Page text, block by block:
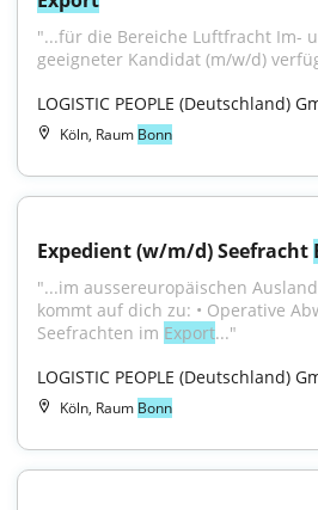
"...für die Bereiche Luftfracht Im-
geeigneter Kandidat (m/w/d)
LOGISTIC PEOPLE (Deutschland)
Köln, Raum Bonn
Expedient (w/m/d) Seefracht
"...im aussereuropäischen
kommt auf dich zu: • Operative
Seefrachten im Export..."
LOGISTIC PEOPLE (Deutschland)
Köln, Raum Bonn